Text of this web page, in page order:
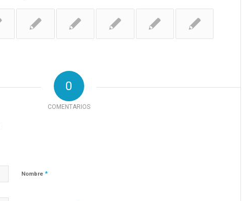
0
COMENTARIOS
Nombre *